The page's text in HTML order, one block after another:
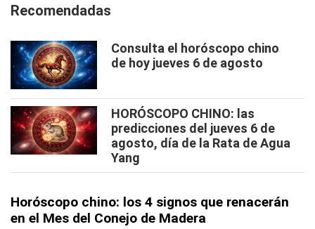
Recomendadas
Consulta el horóscopo chino
de hoy jueves 6 de agosto
HORÓSCOPO CHINO: las
predicciones del jueves 6 de
agosto, día de la Rata de Agua
Yang
Horóscopo chino: los 4 signos que renacerán
en el Mes del Conejo de Madera